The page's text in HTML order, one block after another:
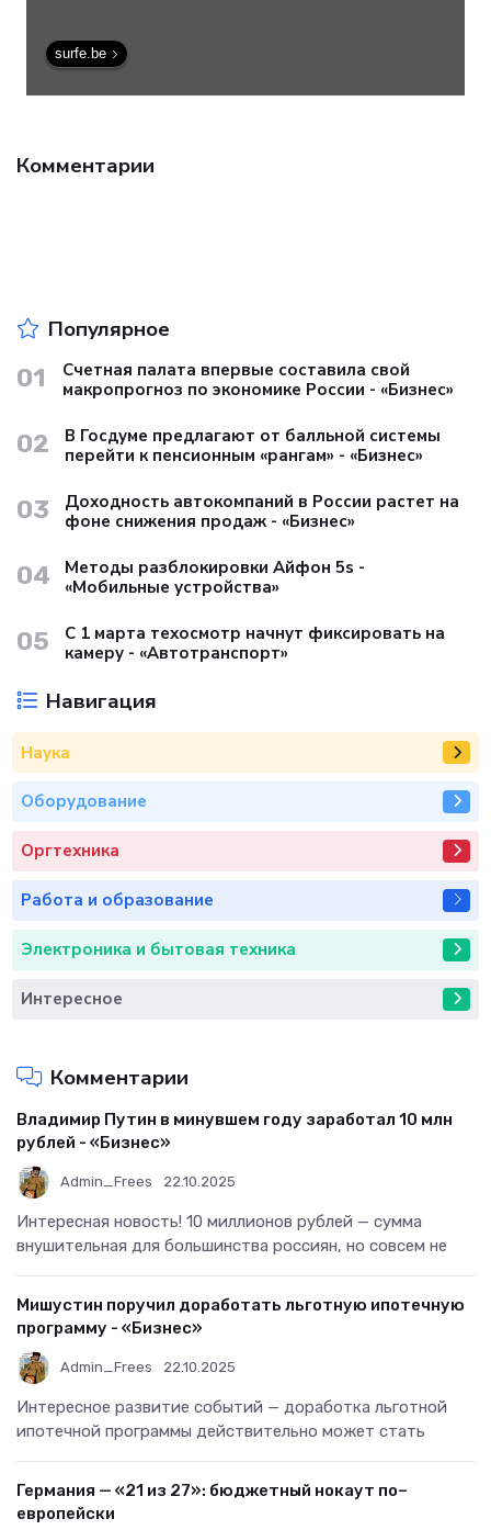
surfe.be
Комментарии
Популярное
01
Счетная палата впервые составила свой
макропрогноз по экономике России - «Бизнес»
02
В Госдуме предлагают от балльной системы
перейти к пенсионным «рангам» - «Бизнес»
03
Доходность автокомпаний в России растет на
фоне снижения продаж - «Бизнес»
04
Методы разблокировки Айфон 5s -
«Мобильные устройства»
05
С 1 марта техосмотр начнут фиксировать на
камеру - «Автотранспорт»
Навигация
Наука
Оборудование
Оргтехника
Работа и образование
Электроника и бытовая техника
Интересное
Комментарии
Владимир Путин в минувшем году заработал 10 млн
рублей - «Бизнес»
Admin_Frees 22.10.2025
Интересная новость! 10 миллионов рублей — сумма
внушительная для большинства россиян, но совсем не
Мишустин поручил доработать льготную ипотечную
программу - «Бизнес»
Admin_Frees 22.10.2025
Интересное развитие событий — доработка льготной
ипотечной программы действительно может стать
Германия — «21 из 27»: бюджетный нокаут по–
европейски